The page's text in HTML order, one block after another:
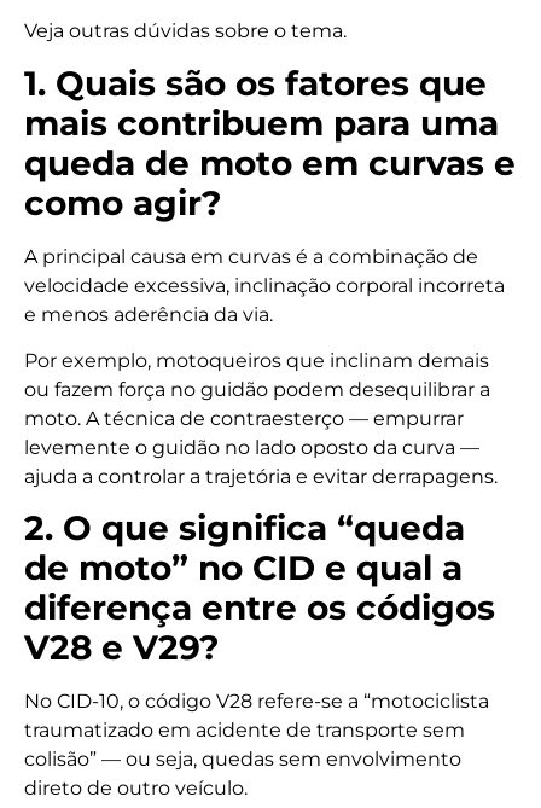
Veja outras dúvidas sobre o tema.
1. Quais são os fatores que
mais contribuem para uma
queda de moto em curvas e
como agir?
A principal causa em curvas é a combinação de
velocidade excessiva, inclinação corporal incorreta
e menos aderência da via.
Por exemplo, motoqueiros que inclinam demais
ou fazem força no guidão podem desequilibrar a
moto. A técnica de contraesterço — empurrar
levemente o guidão no lado oposto da curva —
ajuda a controlar a trajetória e evitar derrapagens.
2. O que significa “queda
de moto” no CID e qual a
diferença entre os códigos
V28 e V29?
No CID-10, o código V28 refere-se a “motociclista
traumatizado em acidente de transporte sem
colisão” — ou seja, quedas sem envolvimento
direto de outro veículo.